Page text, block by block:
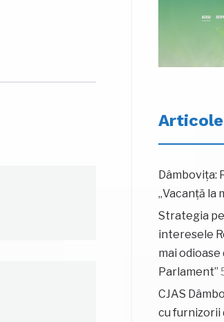
Dâmbovița:
„Vacanță la
Strategia
interesele
mai
Parlament”
CJAS
cu furnizorii